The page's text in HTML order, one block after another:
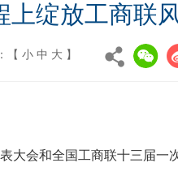
上绽放工商联
【 小 中 大 】
会和全国工商联十三届一